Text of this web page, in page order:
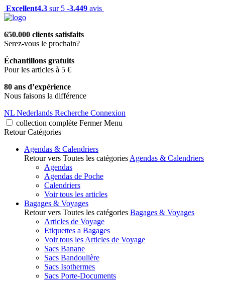
Excellent4.3 sur 5 -3.449 avis
650.000 clients satisfaits
Serez-vous le prochain?
Échantillons gratuits
Pour les articles à 5 €
80 ans d’expérience
Nous faisons la différence
NL Nederlands Recherche Connexion
collection complète Fermer Menu
Retour Catégories
Agendas & Calendriers
Retour vers Toutes les catégories Agendas & Calendriers
Agendas
Agendas de Poche
Calendriers
Voir tous les articles
Bagages & Voyages
Retour vers Toutes les catégories Bagages & Voyages
Articles de Voyage
Etiquettes a Bagages
Voir tous les Articles de Voyage
Sacs Banane
Sacs Bandoulière
Sacs Isothermes
Sacs Porte-Documents